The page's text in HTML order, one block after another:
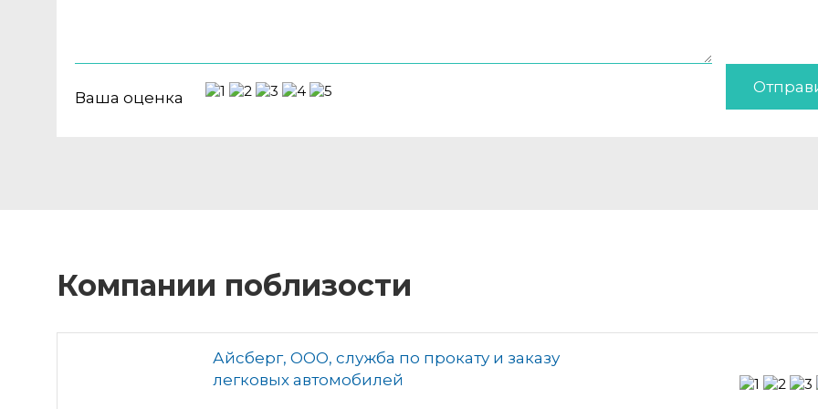
Ваша оценка
Компании поблизости
Айсберг, ООО, служба по прокату и заказу
легковых автомобилей